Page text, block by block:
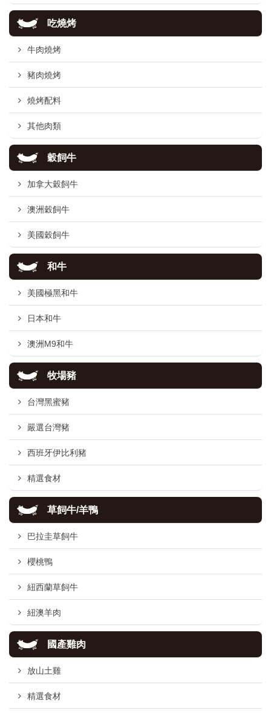
吃燒烤
牛肉燒烤
豬肉燒烤
燒烤配料
其他肉類
穀飼牛
加拿大穀飼牛
澳洲穀飼牛
美國穀飼牛
和牛
美國極黑和牛
日本和牛
澳洲M9和牛
牧場豬
台灣黑蜜豬
嚴選台灣豬
西班牙伊比利豬
精選食材
草飼牛/羊鴨
巴拉圭草飼牛
櫻桃鴨
紐西蘭草飼牛
紐澳羊肉
國產雞肉
放山土雞
精選食材